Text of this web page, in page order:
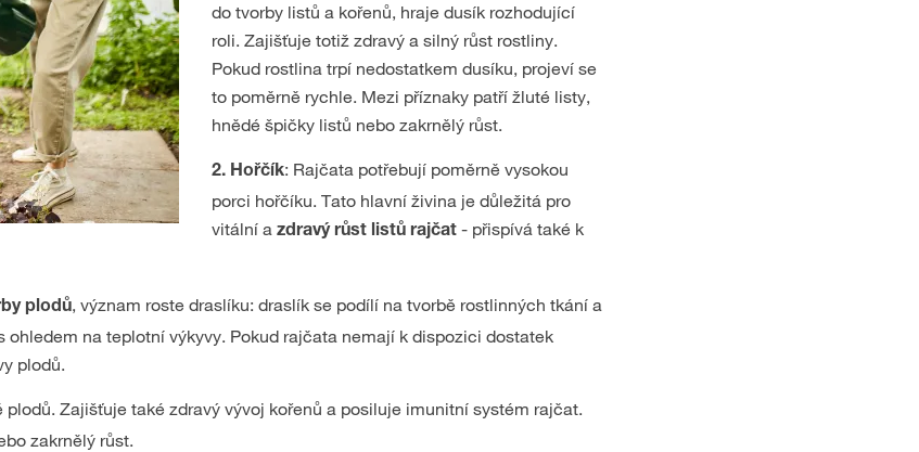
do tvorby listů a kořenů, hraje dusík rozhodující
roli. Zajišťuje totiž zdravý a silný růst rostliny.
Pokud rostlina trpí nedostatkem dusíku, projeví se
to poměrně rychle. Mezi příznaky patří žluté listy,
hnědé špičky listů nebo zakrnělý růst.
2. Hořčík: Rajčata potřebují poměrně vysokou
porci hořčíku. Tato hlavní živina je důležitá pro
vitální a zdravý růst listů rajčat - přispívá také k
plodů, význam roste draslíku: draslík se podílí na tvorbě rostlinných tkání a
na teplotní výkyvy. Pokud rajčata nemají k dispozici dostatek
plodů.
Zajišťuje také zdravý vývoj kořenů a posiluje imunitní systém rajčat.
zakrnělý růst.